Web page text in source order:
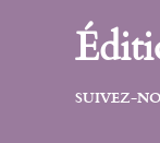
SUIVEZ-
Cookies